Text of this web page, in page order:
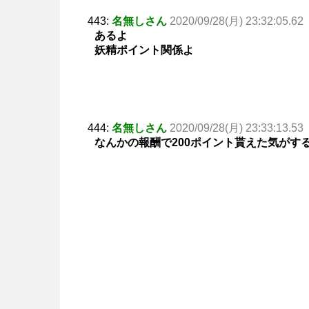
443: 名無しさん 2020/09/28(月) 23:32:05.62
あるよ
妖精ポイント関係よ
444: 名無しさん 2020/09/28(月) 23:33:13.53
なんかの報酬で200ポイント貰えた気がす